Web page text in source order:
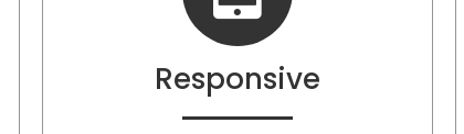
Responsive